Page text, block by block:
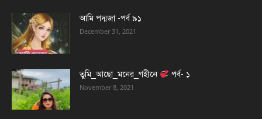
আমি পদ্মজা -পর্ব ৯১
December 31, 2021
তুমি_আছো_মনের_গহীনে পর্ব- ১
November 8, 2021